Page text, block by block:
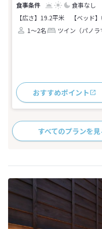
食事なし
【広さ】19.2平米
【ベッド
1～2名
ツイン（パノラ
おすすめポイント
すべてのプランを見